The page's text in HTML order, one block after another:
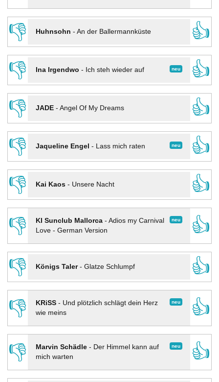
👎
Huhnsohn - An der Ballermannküste
👍
👎
neu
Ina Irgendwo - Ich steh wieder auf
👍
👎
JADE- Angel Of My Dreams
👍
👎
neu
Jaqueline Engel - Lass mich raten
👍
👎
Kai Kaos- Unsere Nacht
👍
👎
neu
KI Sunclub Mallorca- Adios my Carnival
Love - German Version
👍
👎
Königs Taler- Glatze Schlumpf
👍
👎
neu
KRiSS- Und plötzlich schlägt dein Herz
wie meins
👍
👎 neu
Marvin Schädle- Der Himmel kann auf
mich warten
👍